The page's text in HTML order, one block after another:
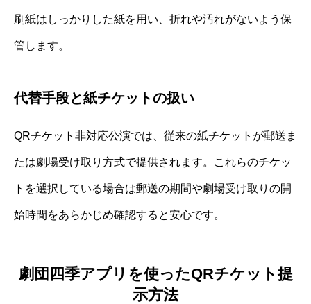
刷紙はしっかりした紙を用い、折れや汚れがないよう保
管します。
代替手段と紙チケットの扱い
QRチケット非対応公演では、従来の紙チケットが郵送ま
たは劇場受け取り方式で提供されます。これらのチケッ
トを選択している場合は郵送の期間や劇場受け取りの開
始時間をあらかじめ確認すると安心です。
劇団四季アプリを使ったQRチケット提
示方法